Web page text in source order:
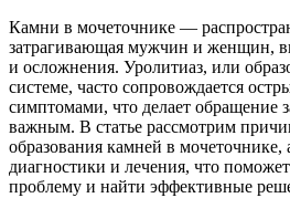
Камни в мочеточнике —
затрагивающая мужчин и женщин,
и осложнения. Уролитиаз, или
системе, часто сопровождается
симптомами, что делает
важным. В статье рассмотрим
образования камней в мочеточнике,
диагностики и лечения, что
проблему и найти эффективные